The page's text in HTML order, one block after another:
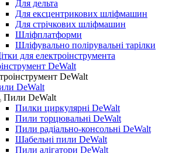
Для дельта
Для ексцентрикових шліфмашин
Для стрічкових шліфмашин
Шліфплатформи
Шліфувально полірувальні тарілки
для електроінструмента
DeWalt
DeWalt
DeWalt
Пили DeWalt
Пилки циркулярні DeWalt
Пили торцювальні DeWalt
Пили радіально-консольні DeWalt
Шабельні пили DeWalt
Пили алігатори DeWalt